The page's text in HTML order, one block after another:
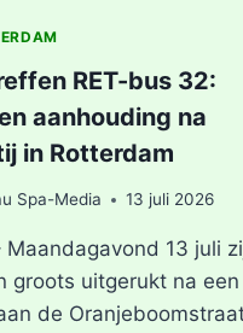
RET-bus 32:
aanhouding na
in Rotterdam
Spa-Media 13 juli 2026
Maandagavond 13 juli
groots uitgerukt na een
de